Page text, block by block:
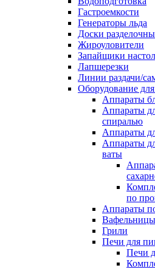
Гастроемкости
Генераторы льда
Доски
Жироуловители
Запайщики
Лапшерезки
Линии раздачи/
Оборудование
Аппараты
Аппараты
спиралью
Аппараты
Аппараты
ваты
по
Аппараты
Вафельницы
Грили
Печи для
Печи